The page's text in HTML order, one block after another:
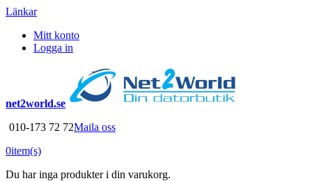
Länkar
Mitt konto
Logga in
net2world.se
010-173 72 72Maila oss
0item(s)
Du har inga produkter i din varukorg.